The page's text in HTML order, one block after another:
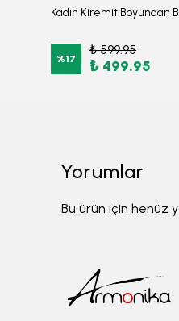
%17
₺ 599.95
₺ 499.95
Yorumlar
Bu ürün için henüz